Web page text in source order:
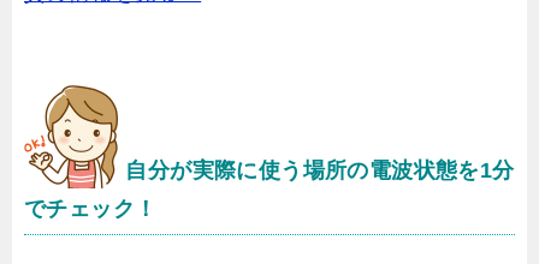
自分が実際に使う場所の電波状態を1分
でチェック！